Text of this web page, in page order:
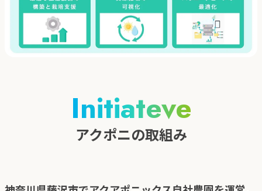
Initiateve
アクポニの取組み